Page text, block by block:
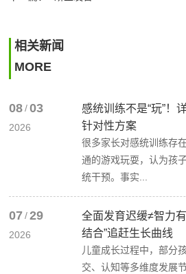
相关新闻
MORE
08 / 03
2026
感统训练不是“玩”！
针对性方案
很多家长对感统训练存
通的游戏玩耍，认为孩
统干预。事实...
07 / 29
2026
全面发育迟缓≠智力
结合”追赶生长曲线
儿童成长过程中，部分
交、认知等多维度发展